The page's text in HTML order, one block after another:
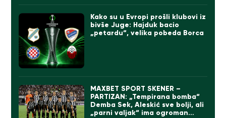
Kako su u Evropi prošli klubovi iz
bivše Juge: Hajduk bacio
„petardu“, velika pobeda Borca
MAXBET SPORT SKENER –
PARTIZAN: „Tempirana bomba“
Demba Sek, Aleskić sve bolji, ali
„parni valjak“ ima ogroman